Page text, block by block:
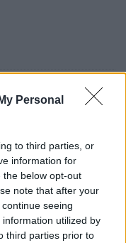
Personal
to third parties, or
information for
the below opt-out
note that after your
seeing
utilized by
third parties prior to
Budapest, Bécsi u. 3.
BÁV ART Aukciósház és